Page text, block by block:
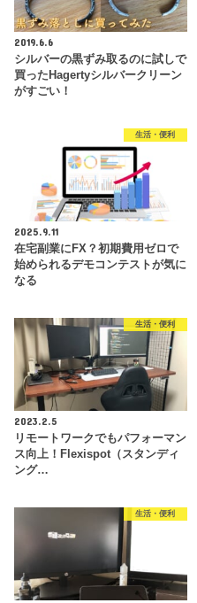
2019.6.6
シルバーの黒ずみ取るのに試しで
買ったHagertyシルバークリーン
がすごい！
生活・便利
2025.9.11
在宅副業にFX？初期費用ゼロで
始められるデモコンテストが気に
なる
生活・便利
2023.2.5
リモートワークでもパフォーマン
ス向上！Flexispot（スタンディ
ング…
生活・便利